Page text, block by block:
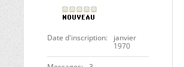
Date d'inscription
janvier
1970